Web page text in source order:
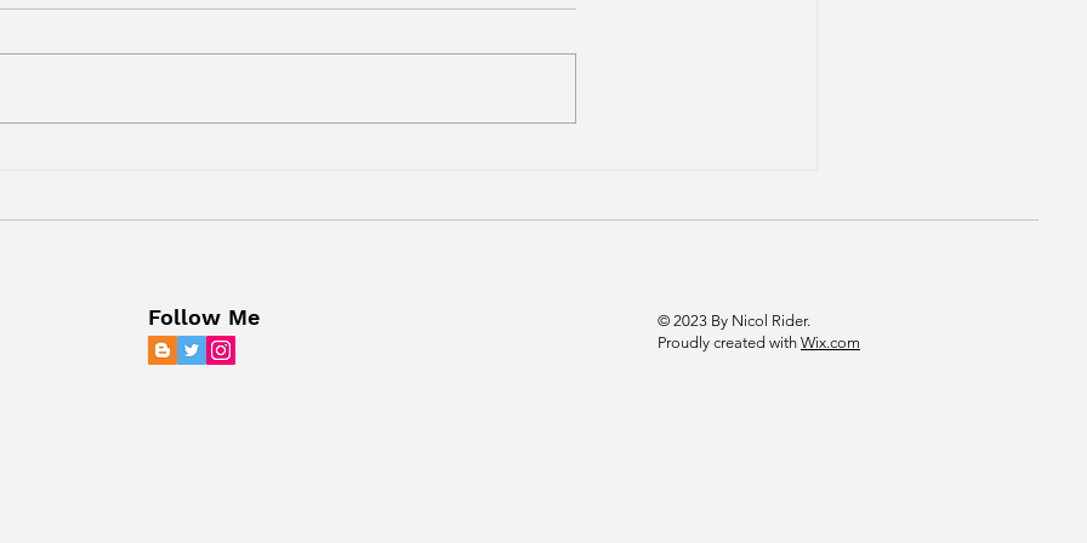
Ser feliz é ser mediano - o que é
Ser feliz é não alargar os limites,
O poema é um delicado jeito de,
Follow Me
© 2023 By Nicol Rider.
Proudly created with Wix.com